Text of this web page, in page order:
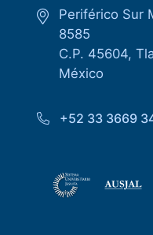
Periférico Sur
8585
C.P. 45604,
México
+52 33 3669